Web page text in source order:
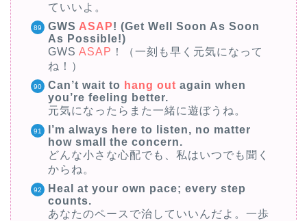
ていいよ。
GWS ASAP! (Get Well Soon As Soon
As Possible!)
GWS ASAP ！（一刻も早く元気になって
ね！）
Can’t wait to hang out again when
you’re feeling better.
元気になったらまた一緒に遊ぼうね。
I’m always here to listen, no matter
how small the concern.
どんな小さな心配でも、私はいつでも聞く
からね。
Heal at your own pace; every step
counts.
あなたのペースで治していいんだよ。一歩